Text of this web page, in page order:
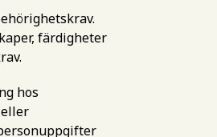
färdigheter
hos